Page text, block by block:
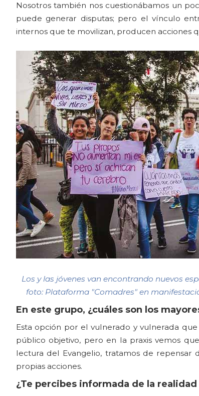
Nosotros también nos cuestionábamos un
puede generar disputas; pero el vínculo
internos que te movilizan, producen acciones
Los y las jóvenes van encontrando nuevos
foto: Plataforma "Comadres" en
En este grupo, ¿cuáles son los
Esta opción por el vulnerado y vulnerada
público objetivo, pero en la praxis vemos
lectura del Evangelio, tratamos de repensar
propias acciones.
¿Te percibes informada de la